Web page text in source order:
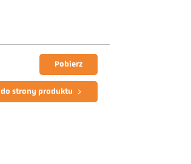
Pobierz
do strony produktu